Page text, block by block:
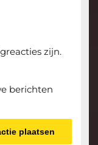
zijn.
berichten